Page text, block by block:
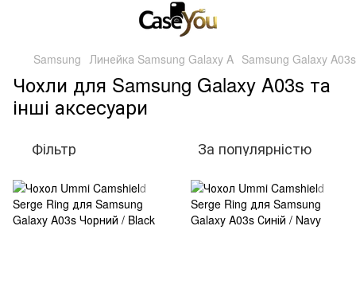
Samsung Линейка Samsung Galaxy A Samsung Galaxy A03s
Чохли для Samsung Galaxy A03s та
інші аксесуари
Фільтр За популярністю